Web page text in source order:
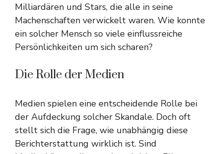
Milliardären und Stars, die alle in seine
Machenschaften verwickelt waren. Wie konnte
ein solcher Mensch so viele einflussreiche
Persönlichkeiten um sich scharen?
Die Rolle der Medien
Medien spielen eine entscheidende Rolle bei
der Aufdeckung solcher Skandale. Doch oft
stellt sich die Frage, wie unabhängig diese
Berichterstattung wirklich ist. Sind